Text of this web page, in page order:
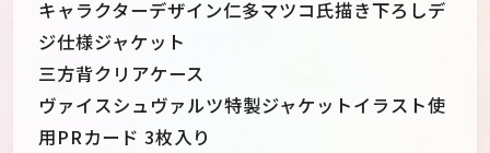
キャラクターデザイン仁多マツコ氏描き下ろしデ
ジ仕様ジャケット
三方背クリアケース
ヴァイスシュヴァルツ特製ジャケットイラスト使
用PRカード 3枚入り